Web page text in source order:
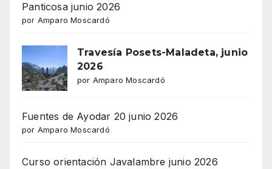
Panticosa junio 2026
por Amparo Moscardó
Travesía Posets-Maladeta, junio
2026
por Amparo Moscardó
Fuentes de Ayodar 20 junio 2026
por Amparo Moscardó
Curso orientación Javalambre junio 2026